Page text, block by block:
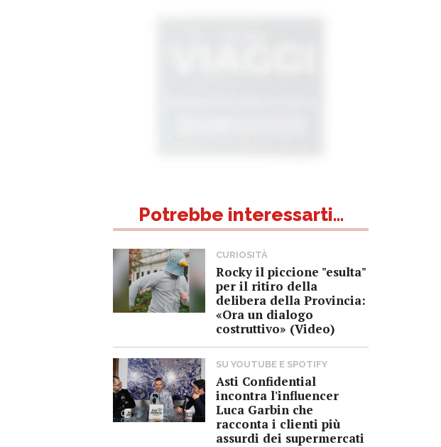
Potrebbe interessarti...
CURIOSITÀ
Rocky il piccione "esulta"
per il ritiro della
delibera della Provincia:
«Ora un dialogo
costruttivo» (Video)
SU YOUTUBE E SPOTIFY
Asti Confidential
incontra l'influencer
Luca Garbin che
racconta i clienti più
assurdi dei supermercati